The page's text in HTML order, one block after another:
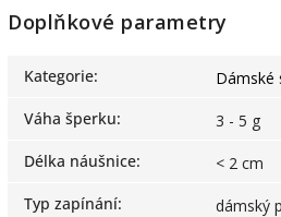
Doplňkové parametry
Kategorie:
Dámské
Váha šperku:
3 - 5 g
Délka náušnice:
< 2 cm
Typ zapínání:
dámský